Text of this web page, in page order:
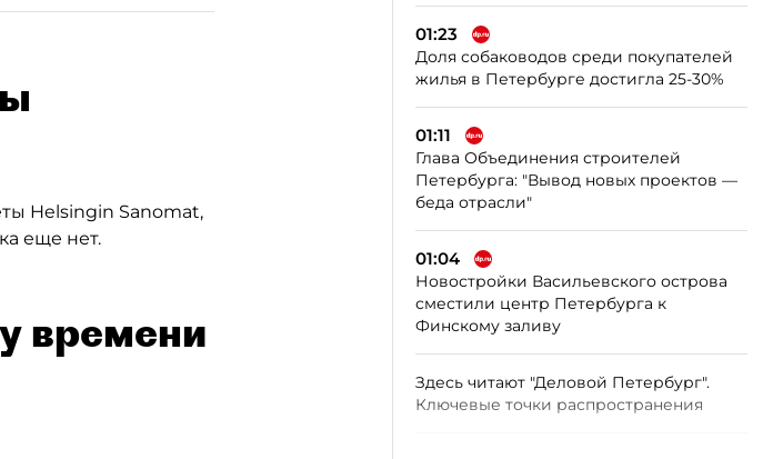
Helsingin Sanomat,
еще нет.
времени
01:23
Доля собаководов среди покупателей
жилья в Петербурге достигла 25-30%
01:11
Глава Объединения строителей
Петербурга: "Вывод новых проектов —
беда отрасли"
01:04
Новостройки Васильевского острова
сместили центр Петербурга к
Финскому заливу
Здесь читают "Деловой Петербург".
Ключевые точки распространения